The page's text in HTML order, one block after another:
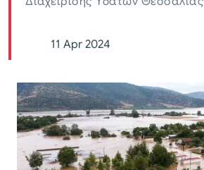
11 Apr 2024